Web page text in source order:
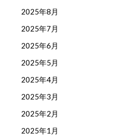
2025年8月
2025年7月
2025年6月
2025年5月
2025年4月
2025年3月
2025年2月
2025年1月